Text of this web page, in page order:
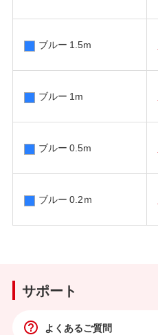
ブルー 1.5m
ブルー 1m
ブルー 0.5m
ブルー 0.2ｍ
サポート
よくあるご質問